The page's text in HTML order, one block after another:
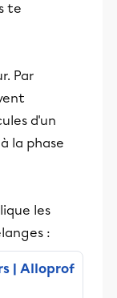
te
Par
d'un
la phase
les
:
| Alloprof